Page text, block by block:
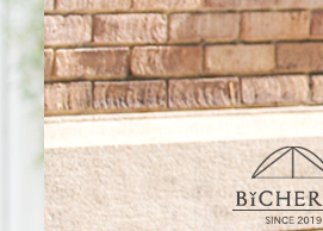
ず閉じて持てま